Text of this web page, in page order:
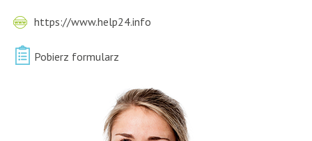
https://www.help24.info
Pobierz formularz